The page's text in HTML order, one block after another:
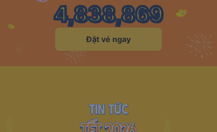
4,838,869
Đặt vé ngay